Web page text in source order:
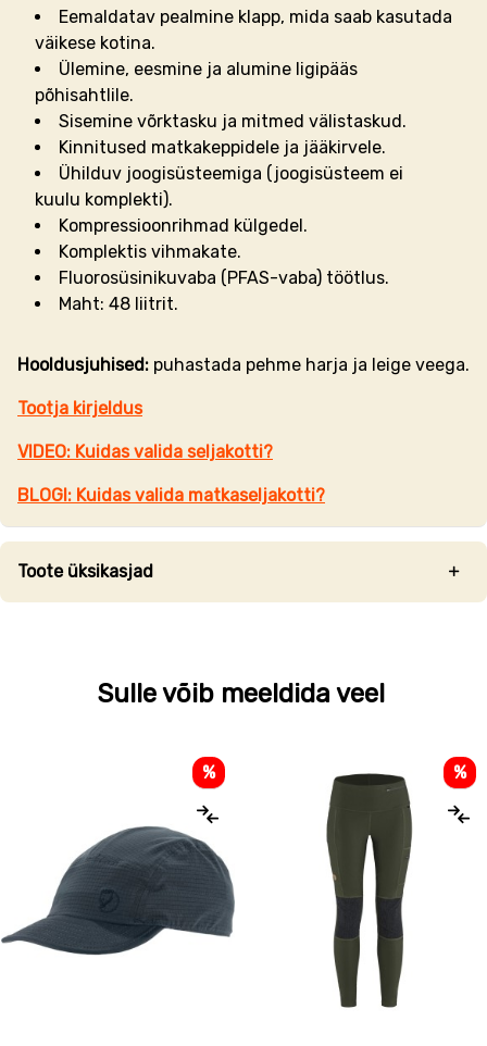
Eemaldatav pealmine klapp, mida saab kasutada
väikese kotina.
Ülemine, eesmine ja alumine ligipääs
põhisahtlile.
Sisemine võrktasku ja mitmed välistaskud.
Kinnitused matkakeppidele ja jääkirvele.
Ühilduv joogisüsteemiga (joogisüsteem ei
kuulu komplekti).
Kompressioonrihmad külgedel.
Komplektis vihmakate.
Fluorosüsinikuvaba (PFAS-vaba) töötlus.
Maht: 48 liitrit.
Hooldusjuhised: puhastada pehme harja ja leige veega.
Tootja kirjeldus
VIDEO: Kuidas valida seljakotti?
BLOGI: Kuidas valida matkaseljakotti?
Toote üksikasjad
Sulle võib meeldida veel
% %